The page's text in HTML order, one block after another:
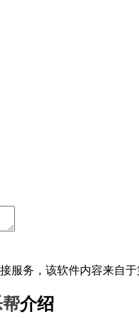
服务，该软件内容来自
介绍